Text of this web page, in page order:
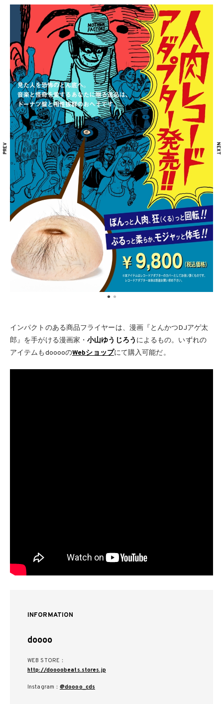
インパクトのある商品フライヤーは、漫画『とんかつDJアゲ太
郎』を手がける漫画家・小山ゆうじろう によるもの。いずれの
アイテムもdooooのWebショップにて購入可能だ。
INFORMATION
doooo
WEB STORE：
http://doooobeats.stores.jp
Instagram： @doooo_cds